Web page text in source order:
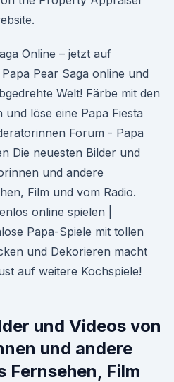
Online – jetzt auf
Pear Saga online und
Welt! Färbe mit den
und löse eine Papa Fiesta
Forum - Papa
Die neuesten Bilder und
und andere
Film und vom Radio.
online spielen |
Papa-Spiele mit tollen
und Dekorieren macht
auf weitere Kochspiele!
und Videos von
und andere
Fernsehen, Film